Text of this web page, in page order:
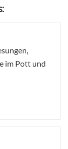
im Pott und